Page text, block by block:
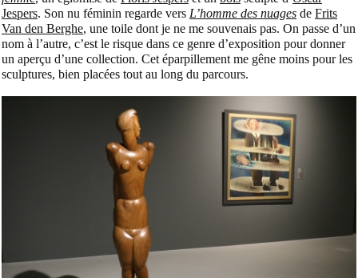
Jespers. Son nu féminin regarde vers L’homme des nuages de Frits
Van den Berghe, une toile dont je ne me souvenais pas. On passe d’un
nom à l’autre, c’est le risque dans ce genre d’exposition pour donner
un aperçu d’une collection. Cet éparpillement me gêne moins pour les
sculptures, bien placées tout au long du parcours.